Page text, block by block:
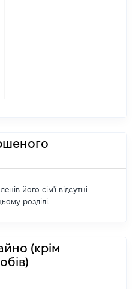
його сім'ї відсутні
розділі.
(крім